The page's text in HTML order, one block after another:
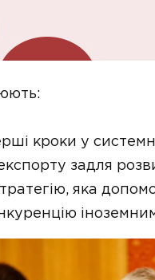
кроки у
задля
яка